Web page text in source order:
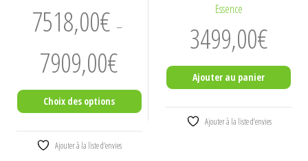
7518,00€ –
7909,00€
prix :
7518,00€
à
7909,00€
Choix des options
Ce
produit
Ajouter à la liste d’envies
Essence
3499,00€
Ajouter au panier
Ajouter à la liste d’envies